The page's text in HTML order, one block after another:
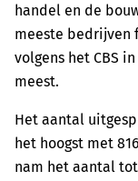
handel en de
meeste bedrijven
volgens het CBS
meest.
Het aantal
het hoogst met
nam het aantal tot